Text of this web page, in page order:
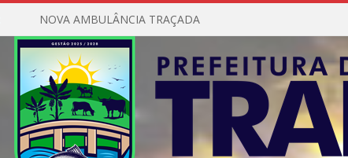
NOVA AMBULÂNCIA TRAÇADA